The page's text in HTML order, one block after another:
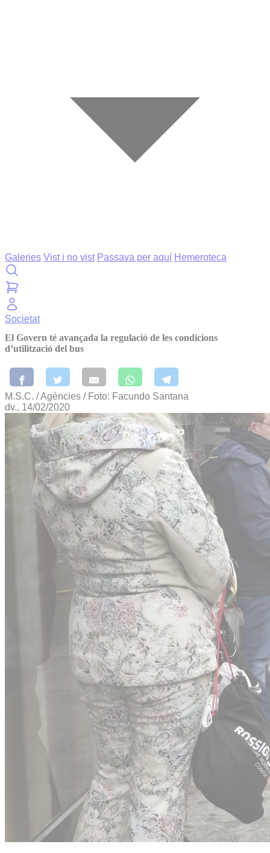
Galeries Vist i no vist Passava per aquí Hemeroteca
Societat
El Govern té avançada la regulació de les condicions
d’utilització del bus
M.S.C. / Agències / Foto: Facundo Santana
dv., 14/02/2020